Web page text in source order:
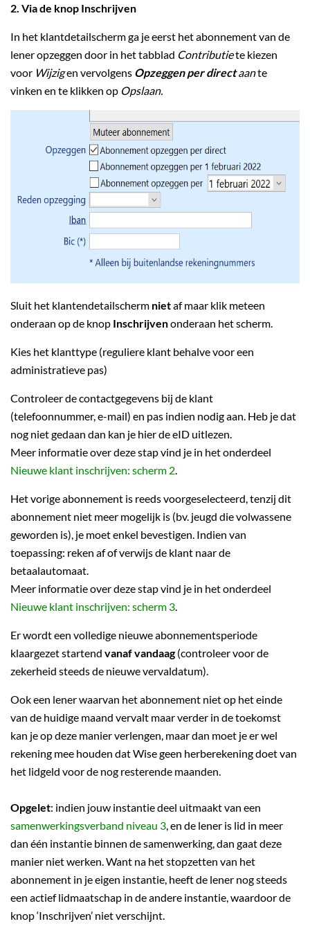
2. Via de knop Inschrijven
In het klantdetailscherm ga je eerst het abonnement van de
lener opzeggen door in het tabblad Contributiete kiezen
voor Wijzigen vervolgens Opzeggen per directaante
vinken en te klikken op Opslaan.
Sluit het klantendetailscherm nietaf maar klik meteen
onderaan op de knop Inschrijvenonderaan het scherm.
Kies het klanttype (reguliere klant behalve voor een
administratieve pas)
Controleer de contactgegevens bij de klant
(telefoonnummer, e-mail) en pas indien nodig aan. Heb je dat
nog niet gedaan dan kan je hier de eID uitlezen.
Meer informatie over deze stap vind je in het onderdeel
Nieuwe klant inschrijven: scherm 2
Het vorige abonnement is reeds voorgeselecteerd, tenzij dit
abonnement niet meer mogelijk is (bv. jeugd die volwassene
geworden is), je moet enkel bevestigen. Indien van
toepassing: reken af of verwijs de klant naar de
betaalautomaat.
Meer informatie over deze stap vind je in het onderdeel
Nieuwe klant inschrijven: scherm 3
Er wordt een volledige nieuwe abonnementsperiode
klaargezet startend vanaf vandaag(controleer voor de
zekerheid steeds de nieuwe vervaldatum).
Ook een lener waarvan het abonnement niet op het einde
van de huidige maand vervalt maar verder in de toekomst
kan je op deze manier verlengen, maar dan moet je er wel
rekening mee houden dat Wise geen herberekening doet van
het lidgeld voor de nog resterende maanden.
Opgelet: indien jouw instantie deel uitmaakt van een
samenwerkingsverband niveau 3 , en de lener is lid in meer
dan één instantie binnen de samenwerking, dan gaat deze
manier niet werken. Want na het stopzetten van het
abonnement in je eigen instantie, heeft de lener nog steeds
een actief lidmaatschap in de andere instantie, waardoor de
knop ‘Inschrijven’ niet verschijnt.